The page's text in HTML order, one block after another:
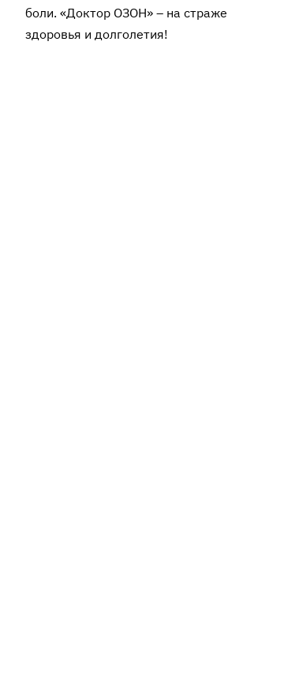
боли. «Доктор ОЗОН» – на страже
здоровья и долголетия!